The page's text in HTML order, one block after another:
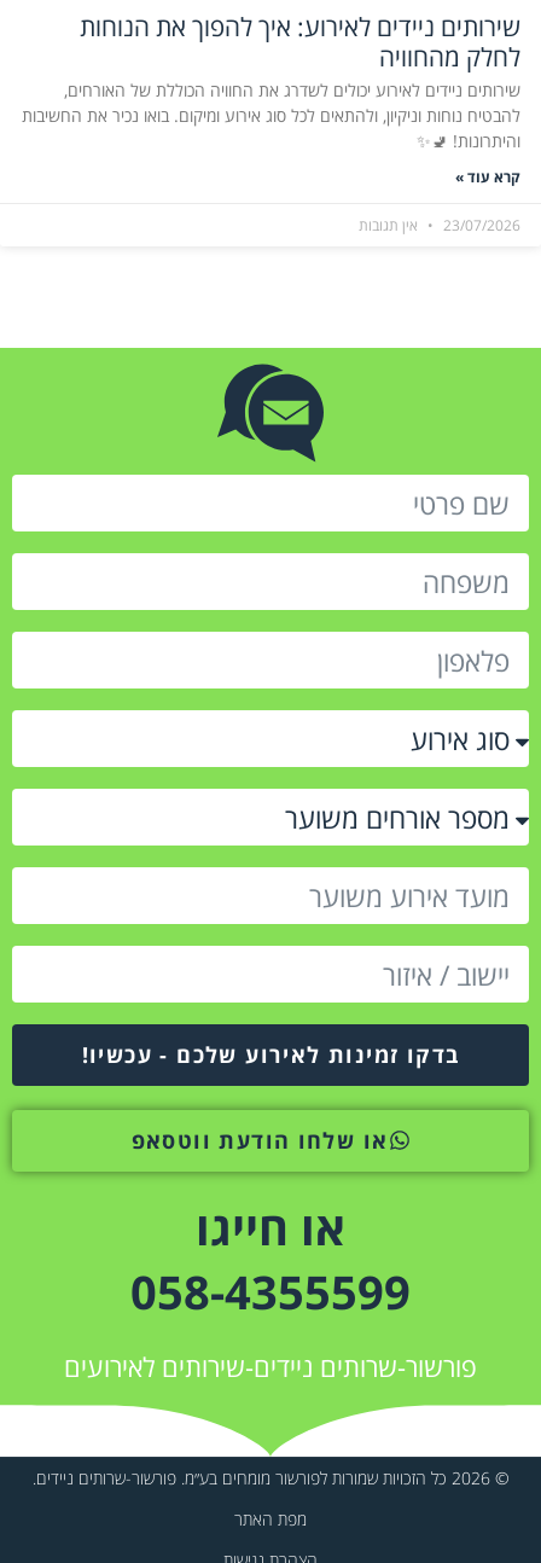
שירותים ניידים לאירוע: איך להפוך את הנוחות
לחלק מהחוויה
שירותים ניידים לאירוע יכולים לשדרג את החוויה הכוללת של האורחים,
להבטיח נוחות וניקיון, ולהתאים לכל סוג אירוע ומיקום. בואו נכיר את החשיבות
והיתרונות! 🚽✨
קרא עוד »
23/07/2026 אין תגובות
בדקו זמינות לאירוע שלכם - עכשיו!
או שלחו הודעת ווטסאפ
או חייגו
058-4355599
פורשור-שרותים ניידים-שירותים לאירועים
© 2026 כל הזכויות שמורות לפורשור מומחים בע״מ. פורשור-שרותים ניידים.
מפת האתר